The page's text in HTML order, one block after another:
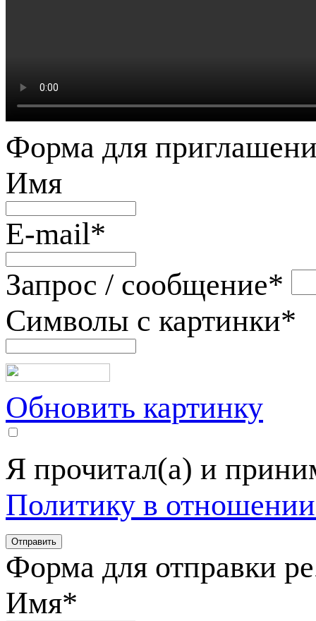
Форма для
Имя
E-mail*
Запрос / сообщение*
Символы с картинки*
Обновить картинку
Я прочитал(а) и
Политику в
Форма для отправки
Имя*